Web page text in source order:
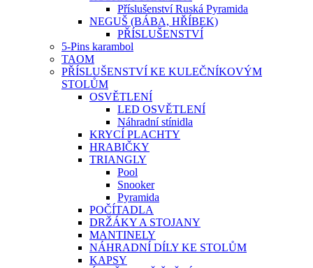
Příslušenství Ruská Pyramida
NEGUŠ (BÁBA, HŘÍBEK)
PŘÍSLUŠENSTVÍ
5-Pins karambol
TAOM
PŘÍSLUŠENSTVÍ KE KULEČNÍKOVÝM
STOLŮM
OSVĚTLENÍ
LED OSVĚTLENÍ
Náhradní stínidla
KRYCÍ PLACHTY
HRABIČKY
TRIANGLY
Pool
Snooker
Pyramida
POČÍTADLA
DRŽÁKY A STOJANY
MANTINELY
NÁHRADNÍ DÍLY KE STOLŮM
KAPSY